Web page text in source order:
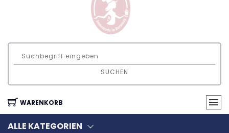
SUCHEN
WARENKORB
ALLE KATEGORIEN